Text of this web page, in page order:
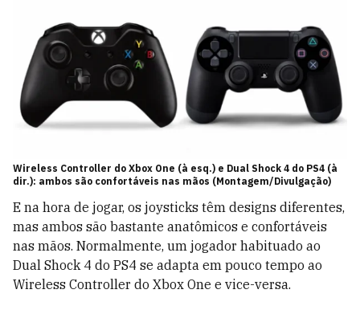
Wireless Controller do Xbox One (à esq.) e Dual Shock 4 do PS4 (à
dir.): ambos são confortáveis nas mãos (Montagem/Divulgação)
E na hora de jogar, os joysticks têm designs diferentes,
mas ambos são bastante anatômicos e confortáveis
nas mãos. Normalmente, um jogador habituado ao
Dual Shock 4 do PS4 se adapta em pouco tempo ao
Wireless Controller do Xbox One e vice-versa.